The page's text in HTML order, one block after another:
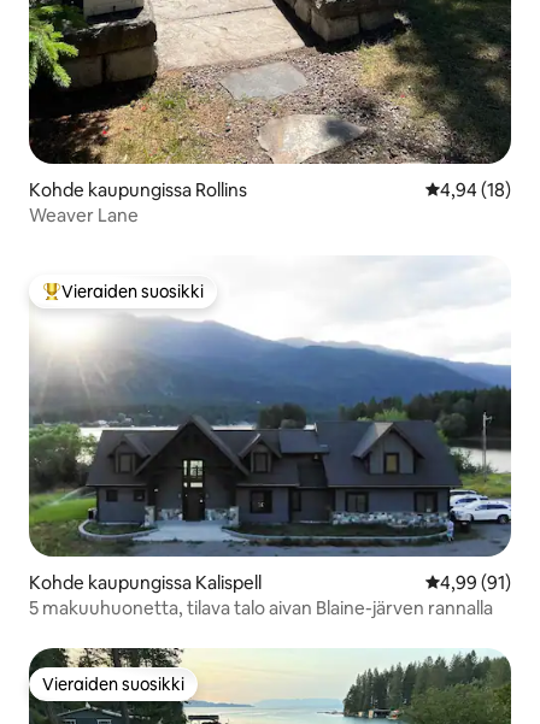
Kohde kaupungissa Rollins
4,94 (18)
Weaver Lane
Vieraiden suosikkien parhaimmistoa
Vieraiden suosikki
Kohde kaupungissa Kalispell
4,99 (91)
5 makuuhuonetta, tilava talo aivan Blaine-järven rannalla
Vieraiden suosikki
Vieraiden suosikki